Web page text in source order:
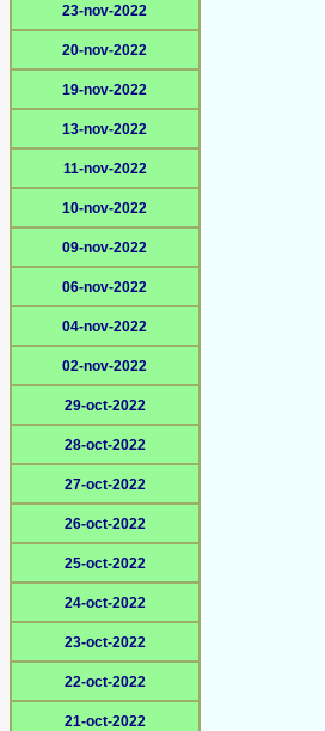
23-nov-2022
20-nov-2022
19-nov-2022
13-nov-2022
11-nov-2022
10-nov-2022
09-nov-2022
06-nov-2022
04-nov-2022
02-nov-2022
29-oct-2022
28-oct-2022
27-oct-2022
26-oct-2022
25-oct-2022
24-oct-2022
23-oct-2022
22-oct-2022
21-oct-2022